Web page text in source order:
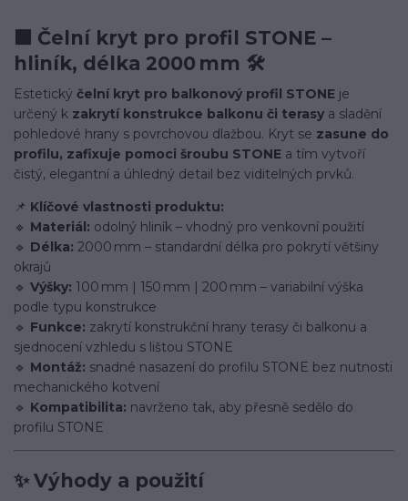
🟩 Čelní kryt pro profil STONE –
hliník, délka 2000 mm 🛠️
Estetický čelní kryt pro balkonový profil STONE je
určený k zakrytí konstrukce balkonu či terasy a sladění
pohledové hrany s povrchovou dlažbou. Kryt se zasune do
profilu, zafixuje pomoci šroubu STONE a tím vytvoří
čistý, elegantní a úhledný detail bez viditelných prvků.
📌 Klíčové vlastnosti produktu:
🔹 Materiál: odolný hliník – vhodný pro venkovní použití
🔹 Délka: 2000 mm – standardní délka pro pokrytí většiny
okrajů
🔹 Výšky: 100 mm | 150 mm | 200 mm – variabilní výška
podle typu konstrukce
🔹 Funkce: zakrytí konstrukční hrany terasy či balkonu a
sjednocení vzhledu s lištou STONE
🔹 Montáž: snadné nasazení do profilu STONE bez nutnosti
mechanického kotvení
🔹 Kompatibilita: navrženo tak, aby přesně sedělo do
profilu STONE
✨Výhody a použití